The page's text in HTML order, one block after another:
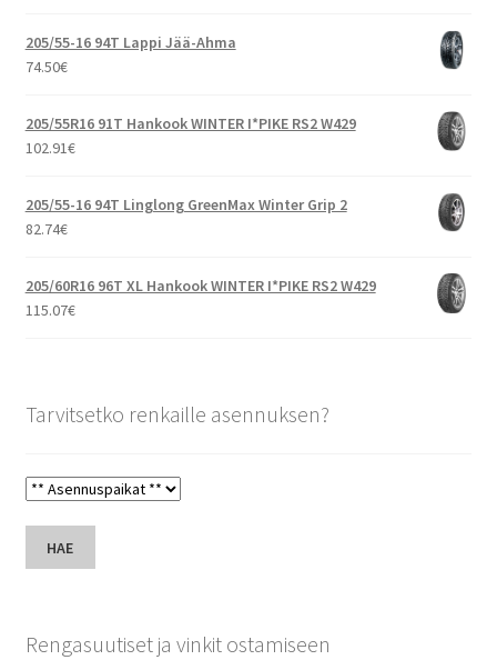
205/55-16 94T Lappi Jää-Ahma
74.50€
205/55R16 91T Hankook WINTER I*PIKE RS2 W429
102.91€
205/55-16 94T Linglong GreenMax Winter Grip 2
82.74€
205/60R16 96T XL Hankook WINTER I*PIKE RS2 W429
115.07€
Tarvitsetko renkaille asennuksen?
HAE
Rengasuutiset ja vinkit ostamiseen